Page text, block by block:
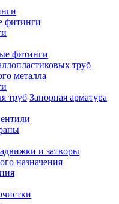
фитинги
фитинги
труб
металла
Запорная арматура
и затворы
назначения